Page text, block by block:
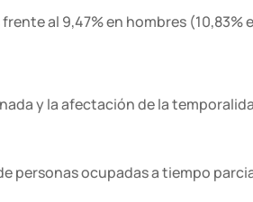
frente al 9,47% en hombres (10,83%
y la afectación de la
personas ocupadas a tiempo